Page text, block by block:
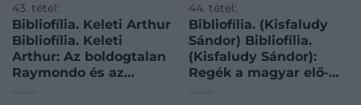
43. tétel:
Bibliofília. Keleti Arthur
Bibliofília. Keleti
Arthur: Az boldogtalan
Raymondo és az
44. tétel:
Bibliofília. (Kisfaludy
Sándor) Bibliofília.
(Kisfaludy Sándor):
Regék a magyar elő-